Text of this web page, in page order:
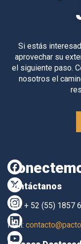
Si estás
aprovechar su
el siguiente paso.
nosotros el
Contáctanos
TEL. + 52 (55) 1857
Mail: